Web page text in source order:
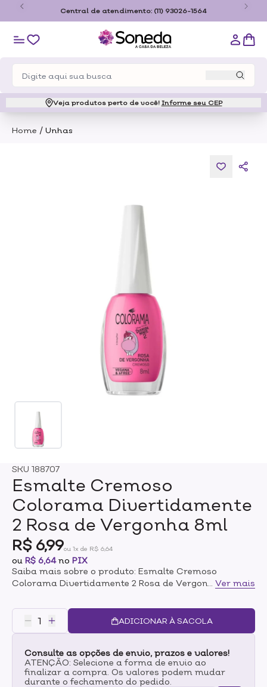
Central de atendimento: (11) 93026-1564
Veja produtos perto de você! Informe seu CEP
Home / Unhas
SKU 188707
Esmalte Cremoso
Colorama Divertidamente
2 Rosa de Vergonha 8ml
R$ 6,99ou 1x de R$ 6,64
ou R$ 6,64no PIX
Saiba mais sobre o produto: Esmalte Cremoso
Colorama Divertidamente 2 Rosa de Vergonha 8ml O
Vergonha foi desenvolvido especialmente para trazer
elegância e sofisticação para as unhas. Seu tom rosa é
marcante, e chama a atenção por onde passar.
Ver mais
ADICIONAR À SACOLA
Consulte as opções de envio, prazos e valores!
ATENÇÃO: Selecione a forma de envio ao
finalizar a compra. Os valores podem mudar
durante o fechamento do pedido.